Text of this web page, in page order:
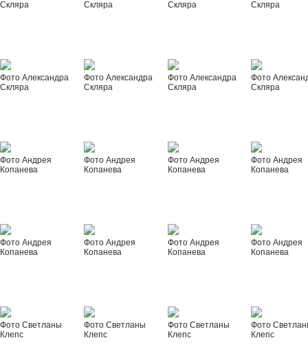
Скляра
Скляра
Скляра
Скляра
Фото Александра
Скляра
Фото Александра
Скляра
Фото Александра
Скляра
Фото
Скляра
Фото Андрея
Копанева
Фото Андрея
Копанева
Фото Андрея
Копанева
Фото Андрея
Копанева
Фото Андрея
Копанева
Фото Андрея
Копанева
Фото Андрея
Копанева
Фото Андрея
Копанева
Фото Светланы
Клепс
Фото Светланы
Клепс
Фото Светланы
Клепс
Фото
Клепс